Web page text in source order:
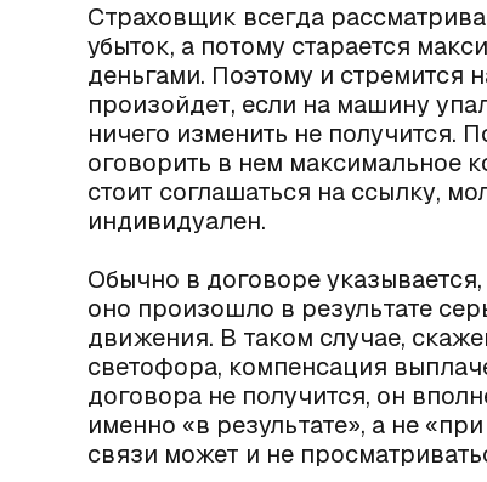
Страховщик всегда
убыток, а потому старается
деньгами. Поэтому и стремится
произойдет, если на машину
ничего изменить не получится.
оговорить в нем максимальное
стоит соглашаться на ссылку,
индивидуален.
Обычно в договоре
оно произошло в результате
движения. В таком случае,
светофора, компенсация
договора не получится, он
именно «в результате», а не
связи может и не